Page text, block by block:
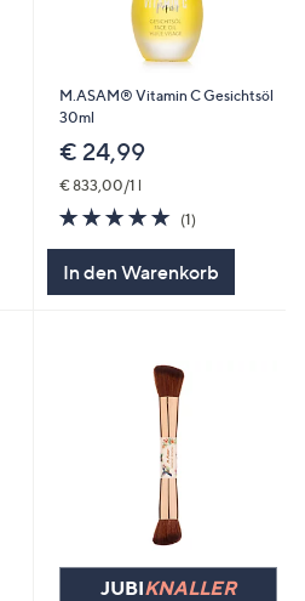
M.ASAM® Vitamin C Gesichtsöl
30ml
€ 24,99
€ 833,00/1 l
5.0
von
(1)
In den Warenkorb
JUBIKNALLER